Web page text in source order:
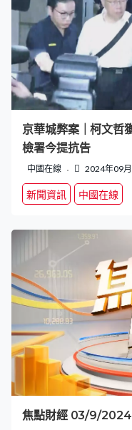
京華城弊案｜柯文
檢署今提抗告
中國在線 2024年09
新聞資訊 中國在線